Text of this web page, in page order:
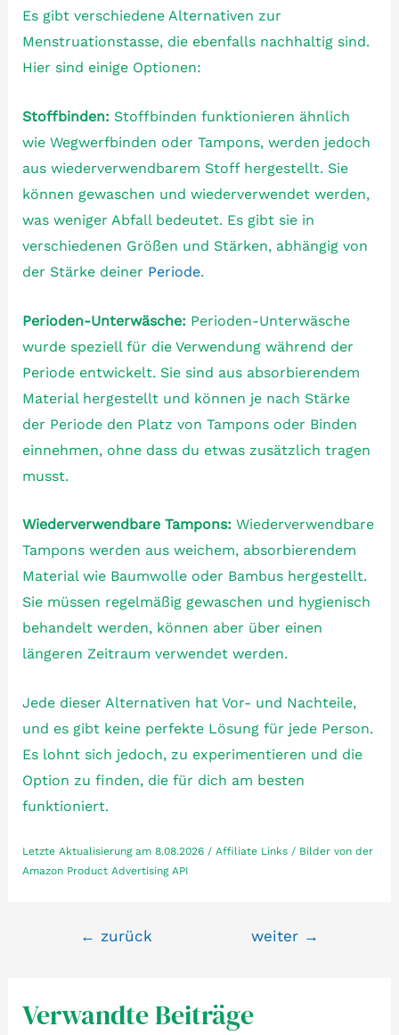
Es gibt verschiedene Alternativen zur
Menstruationstasse, die ebenfalls nachhaltig sind.
Hier sind einige Optionen:
Stoffbinden: Stoffbinden funktionieren ähnlich
wie Wegwerfbinden oder Tampons, werden jedoch
aus wiederverwendbarem Stoff hergestellt. Sie
können gewaschen und wiederverwendet werden,
was weniger Abfall bedeutet. Es gibt sie in
verschiedenen Größen und Stärken, abhängig von
der Stärke deiner Periode.
Perioden-Unterwäsche: Perioden-Unterwäsche
wurde speziell für die Verwendung während der
Periode entwickelt. Sie sind aus absorbierendem
Material hergestellt und können je nach Stärke
der Periode den Platz von Tampons oder Binden
einnehmen, ohne dass du etwas zusätzlich tragen
musst.
Wiederverwendbare Tampons: Wiederverwendbare
Tampons werden aus weichem, absorbierendem
Material wie Baumwolle oder Bambus hergestellt.
Sie müssen regelmäßig gewaschen und hygienisch
behandelt werden, können aber über einen
längeren Zeitraum verwendet werden.
Jede dieser Alternativen hat Vor- und Nachteile,
und es gibt keine perfekte Lösung für jede Person.
Es lohnt sich jedoch, zu experimentieren und die
Option zu finden, die für dich am besten
funktioniert.
Letzte Aktualisierung am 8.08.2026 / Affiliate Links / Bilder von der
Amazon Product Advertising API
Beitragsnavigation
← zurück weiter →
Verwandte Beiträge